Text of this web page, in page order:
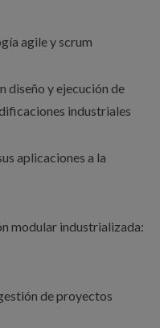
agile y scrum
diseño y ejecución de
industriales
aplicaciones a la
modular industrializada:
de proyectos